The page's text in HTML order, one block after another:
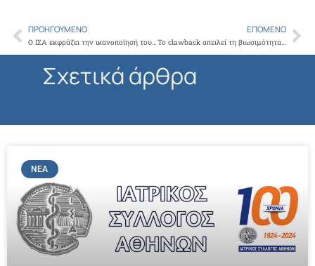
Prev
ΠΡΟΗΓΟΎΜΕΝΟ
Ο ΙΣΑ εκφράζει την ικανοποίησή του γιατί έγινε αποδεκτό το αίτημά του να δοθεί η δυνατότητα υποβολής αδειών από τους προσωπικούς γιατρούς μετά την παράταση στις συμβάσεις τους
ΕΠΌΜΕΝΟ
Το clawback απειλεί τη βιωσιμότητα των εργαστηρίων – Ο ΙΣΑ προσφεύγει στα ευρωπαϊκά δικαστήρια
Σχετικά άρθρα
ΝΈΑ